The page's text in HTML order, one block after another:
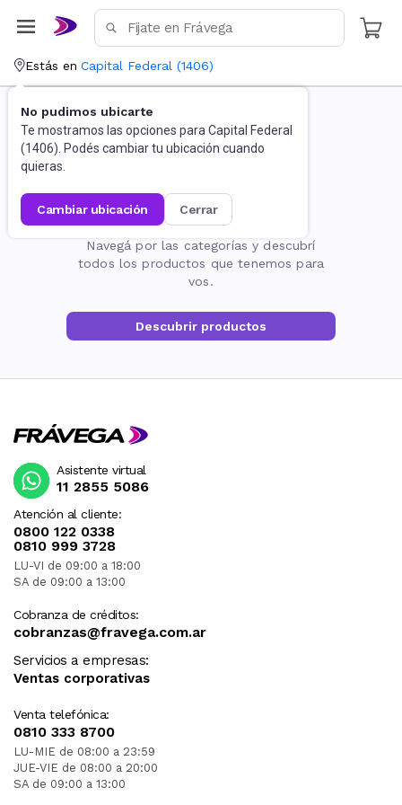
Estás en Capital Federal (1406)
No pudimos ubicarte
Te mostramos las opciones para Capital Federal
(1406). Podés cambiar tu ubicación cuando
quieras.
cambiar ubicación cerrar
La página no existe
Navegá por las categorías y descubrí
todos los productos que tenemos para
vos.
Descubrir productos
Atención al cliente:
0800 122 0338
0810 999 3728
LU-VI de 09:00 a 18:00
SA de 09:00 a 13:00
Cobranza de créditos:
cobranzas@fravega.com.ar
Servicios a empresas:
Ventas corporativas
Venta telefónica:
0810 333 8700
LU-MIE de 08:00 a 23:59
JUE-VIE de 08:00 a 20:00
SA de 09:00 a 13:00
Asistente virtual
11 2855 5086